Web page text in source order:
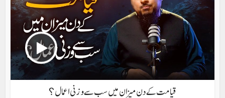
قیامت کے دن میزان میں سب سے وزنی اعمال؟